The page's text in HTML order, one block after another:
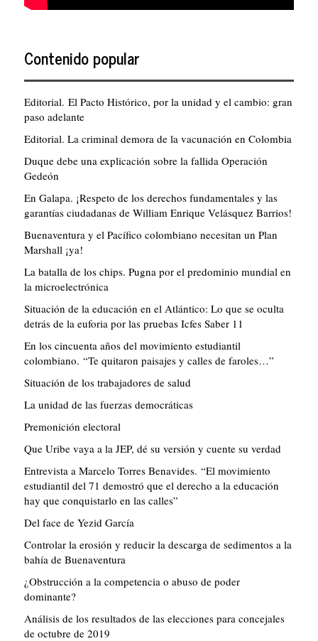
Contenido popular
Editorial. El Pacto Histórico, por la unidad y el cambio: gran
paso adelante
Editorial. La criminal demora de la vacunación en Colombia
Duque debe una explicación sobre la fallida Operación
Gedeón
En Galapa. ¡Respeto de los derechos fundamentales y las
garantías ciudadanas de William Enrique Velásquez Barrios!
Buenaventura y el Pacífico colombiano necesitan un Plan
Marshall ¡ya!
La batalla de los chips. Pugna por el predominio mundial en
la microelectrónica
Situación de la educación en el Atlántico: Lo que se oculta
detrás de la euforia por las pruebas Icfes Saber 11
En los cincuenta años del movimiento estudiantil
colombiano. “Te quitaron paisajes y calles de faroles…”
Situación de los trabajadores de salud
La unidad de las fuerzas democráticas
Premonición electoral
Que Uribe vaya a la JEP, dé su versión y cuente su verdad
Entrevista a Marcelo Torres Benavides. “El movimiento
estudiantil del 71 demostró que el derecho a la educación
hay que conquistarlo en las calles”
Del face de Yezid García
Controlar la erosión y reducir la descarga de sedimentos a la
bahía de Buenaventura
¿Obstrucción a la competencia o abuso de poder
dominante?
Análisis de los resultados de las elecciones para concejales
de octubre de 2019